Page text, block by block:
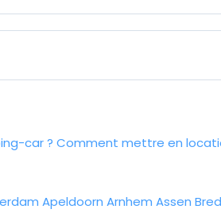
car ? Comment mettre en
Apeldoorn Arnhem Assen